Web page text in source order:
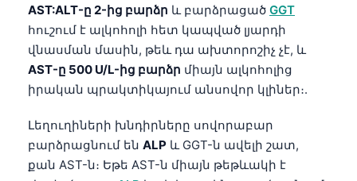
AST:ALT-ը 2-ից բարձր և բարձրացած GGT
հուշում է ալկոհոլի հետ կապված լյարդի
վնասման մասին, թեև դա ախտորոշիչ չէ, և
AST-ը 500 U/L-ից բարձր միայն ալկոհոլից
իրական պրակտիկայում անսովոր կլիներ։.
Լեղուղիների խնդիրները սովորաբար
բարձրացնում են ALP և GGT-ն ավելի շատ,
քան AST-ն։ Եթե AST-ն միայն թեթևակի է